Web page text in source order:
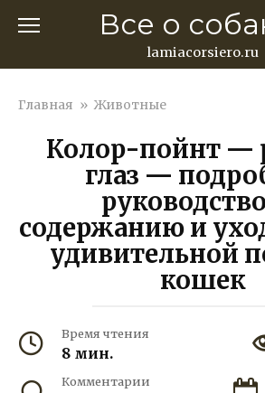
Все о
lamiacorsiero.ru
Главная » Животные
Колор-пойнт —
глаз —
содержанию и
удивительной
кошек
Время чтения
8 мин.
Комментарии